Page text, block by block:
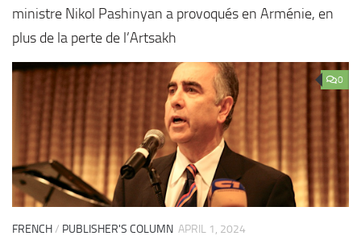
ministre Nikol Pashinyan a provoqués en Arménie, en
plus de la perte de l’Artsakh
0
FRENCH/ PUBLISHER'S COLUMN APRIL 1, 2024